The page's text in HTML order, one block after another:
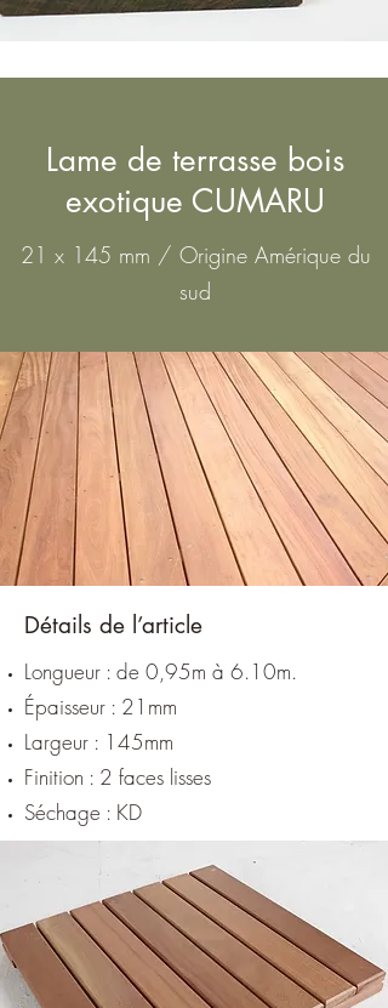
Lame de terrasse bois
exotique CUMARU
21 x 145 mm / Origine Amérique du
sud
Détails de l’article
Longueur : de 0,95m à 6.10m.
Épaisseur : 21mm
Largeur : 145mm
Finition : 2 faces lisses
Séchage : KD